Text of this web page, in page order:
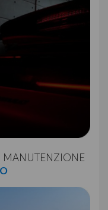
MANUTENZIONE